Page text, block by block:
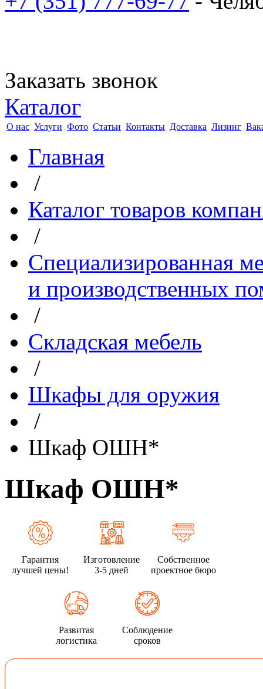
Заказать звонок
Каталог
О нас Услуги Фото Статьи Контакты Доставка Лизинг
Главная
/
Каталог товаров
/
Специализированная
и производственных
/
Складская мебель
/
Шкафы для оружия
/
Шкаф ОШН*
Шкаф ОШН*
Гарантия
лучшей цены!
Изготовление
3-5 дней
Собственное
проектное бюро
Развитая
логистика
Соблюдение
сроков